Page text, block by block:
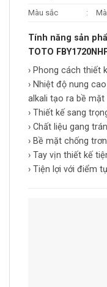
Màu sắc
:
Tính năng sản
TOTO
› Phong cách thiết
› Nhiệt độ nung
alkali tạo ra bề
› Thiết kế sang
› Chất liệu gang
› Bề mặt chống
› Tay vịn thiết kế
› Tiện lợi với điểm